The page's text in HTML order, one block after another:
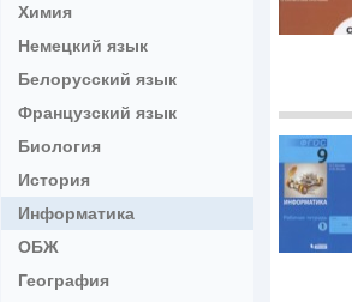
Химия
Немецкий язык
Белорусский язык
Французский язык
Биология
История
Информатика
ОБЖ
География